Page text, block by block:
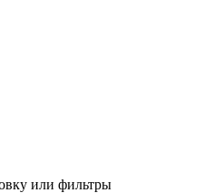
или фильтры